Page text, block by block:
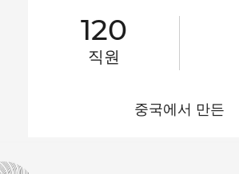
120
직원
중국에서 만든